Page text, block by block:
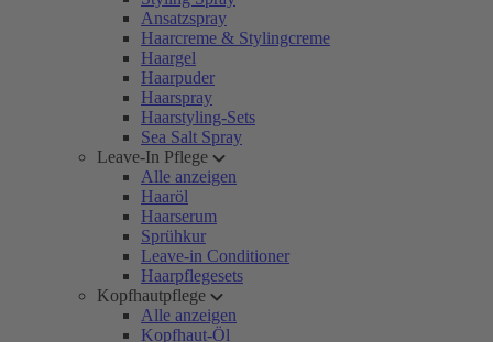
Ansatzspray
Haarcreme & Stylingcreme
Haargel
Haarpuder
Haarspray
Haarstyling-Sets
Sea Salt Spray
Leave-In Pflege
Alle anzeigen
Haaröl
Haarserum
Sprühkur
Leave-in Conditioner
Haarpflegesets
Kopfhautpflege
Alle anzeigen
Kopfhaut-Öl